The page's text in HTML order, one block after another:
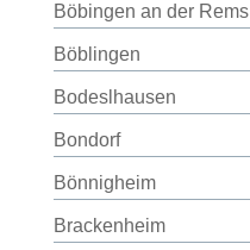
Böbingen an der Rems
Böblingen
Bodeslhausen
Bondorf
Bönnigheim
Brackenheim